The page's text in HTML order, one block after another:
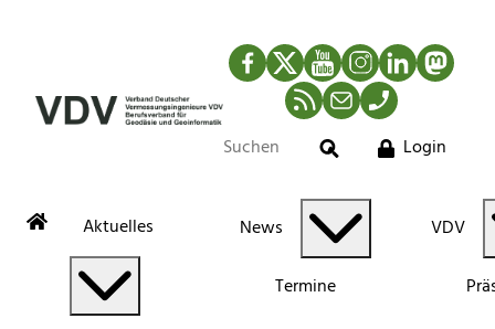
Facebook
TwitterYouTubeInstagram
LinkedIn
RSS-Newsfeed
MailTelefon
Suche
Login
Aktuelles News
Termine
VDV